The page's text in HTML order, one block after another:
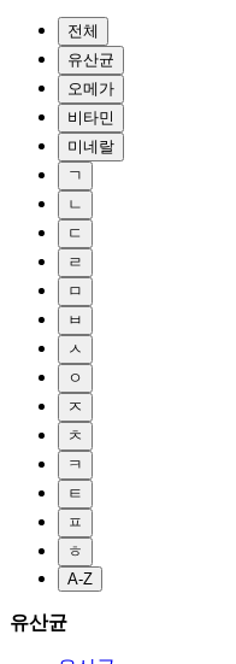
전체
유산균
오메가
비타민
미네랄
ㄱ
ㄴ
ㄷ
ㄹ
ㅁ
ㅂ
ㅅ
ㅇ
ㅈ
ㅊ
ㅋ
ㅌ
ㅍ
ㅎ
A-Z
유산균